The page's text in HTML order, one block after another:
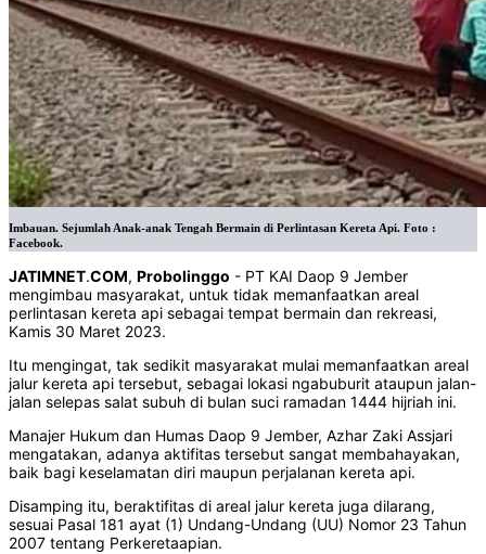
Imbauan. Sejumlah Anak-anak Tengah Bermain di Perlintasan Kereta Api. Foto :
Facebook.
JATIMNET.COM, Probolinggo - PT KAI Daop 9 Jember
mengimbau masyarakat, untuk tidak memanfaatkan areal
perlintasan kereta api sebagai tempat bermain dan rekreasi,
Kamis 30 Maret 2023.
Itu mengingat, tak sedikit masyarakat mulai memanfaatkan areal
jalur kereta api tersebut, sebagai lokasi ngabuburit ataupun jalan-
jalan selepas salat subuh di bulan suci ramadan 1444 hijriah ini.
Manajer Hukum dan Humas Daop 9 Jember, Azhar Zaki Assjari
mengatakan, adanya aktifitas tersebut sangat membahayakan,
baik bagi keselamatan diri maupun perjalanan kereta api.
Disamping itu, beraktifitas di areal jalur kereta juga dilarang,
sesuai Pasal 181 ayat (1) Undang-Undang (UU) Nomor 23 Tahun
2007 tentang Perkeretaapian.